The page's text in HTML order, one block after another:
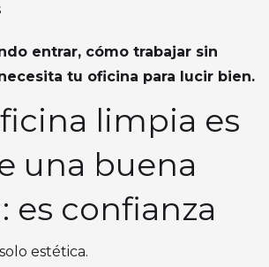
entrar, cómo trabajar sin
tu oficina para lucir bien.
limpia es
una buena
es confianza
estética.